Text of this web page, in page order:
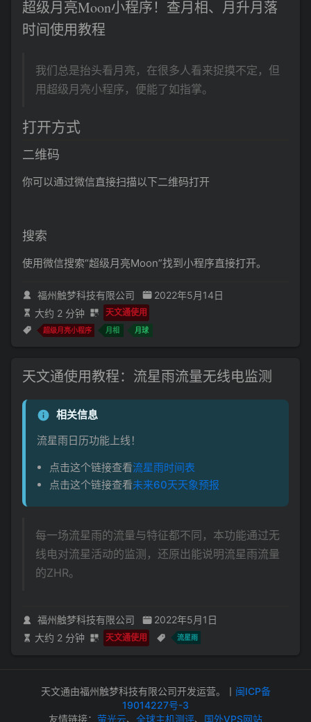
超级月亮Moon小程序！查月相、月升月落
时间使用教程
我们总是抬头看月亮，在很多人看来捉摸不定，但
用超级月亮小程序，便能了如指掌。
打开方式
二维码
你可以通过微信直接扫描以下二维码打开
搜索
使用微信搜索“超级月亮Moon”找到小程序直接打开。
福州触梦科技有限公司
2022年5月14日
大约 2 分钟
天文通使用
超级月亮小程序 月相 月球
天文通使用教程：流星雨流量无线电监测
相关信息
流星雨日历功能上线！
点击这个链接查看流星雨时间表
点击这个链接查看未来60天天象预报
每一场流星雨的流量与特征都不同，本功能通过无
线电对流星活动的监测，还原出能说明流星雨流量
的ZHR。
福州触梦科技有限公司
2022年5月1日
大约 2 分钟
天文通使用 流星雨
天文通由福州触梦科技有限公司开发运营。丨 闽ICP备
19014227号-3
友情链接： 萤光云、 全球主机测评、 国外VPS网站